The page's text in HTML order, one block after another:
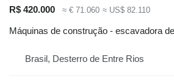
R$ 420.000 ≈ € 71.060 ≈ US$ 82.110
Máquinas de construção - escavadora
Brasil, Desterro de Entre Rios